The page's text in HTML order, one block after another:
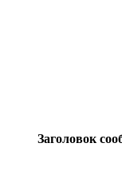
Заголовок